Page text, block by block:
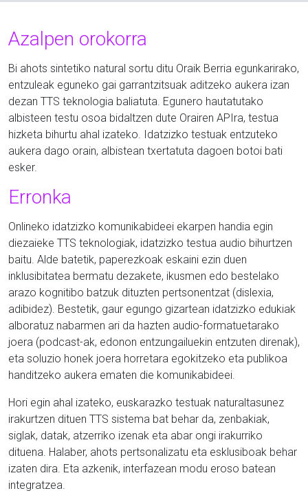
Azalpen orokorra
Bi ahots sintetiko natural sortu ditu Oraik Berria egunkarirako,
entzuleak eguneko gai garrantzitsuak aditzeko aukera izan
dezan TTS teknologia baliatuta. Egunero hautatutako
albisteen testu osoa bidaltzen dute Orairen APIra, testua
hizketa bihurtu ahal izateko. Idatzizko testuak entzuteko
aukera dago orain, albistean txertatuta dagoen botoi bati
esker.
Erronka
Onlineko idatzizko komunikabideei ekarpen handia egin
diezaieke TTS teknologiak, idatzizko testua audio bihurtzen
baitu. Alde batetik, paperezkoak eskaini ezin duen
inklusibitatea bermatu dezakete, ikusmen edo bestelako
arazo kognitibo batzuk dituzten pertsonentzat (dislexia,
adibidez). Bestetik, gaur egungo gizartean idatzizko edukiak
alboratuz nabarmen ari da hazten audio-formatuetarako
joera (podcast-ak, edonon entzungailuekin entzuten direnak),
eta soluzio honek joera horretara egokitzeko eta publikoa
handitzeko aukera ematen die komunikabideei.
Hori egin ahal izateko, euskarazko testuak naturaltasunez
irakurtzen dituen TTS sistema bat behar da, zenbakiak,
siglak, datak, atzerriko izenak eta abar ongi irakurriko
dituena. Halaber, ahots pertsonalizatu eta esklusiboak behar
izaten dira. Eta azkenik, interfazean modu eroso batean
integratzea.